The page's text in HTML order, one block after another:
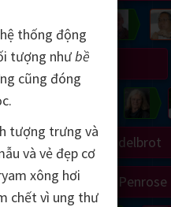
Penrose
Mandelbrot
Wilkins
Blackwell
Turing
Chern
Shannon
Escher
Cox
thống động
tượng nhưbề
cũng đóng
tượng trưng và
và vẻ đẹp cơ
xông hơi
chết vì ung thư